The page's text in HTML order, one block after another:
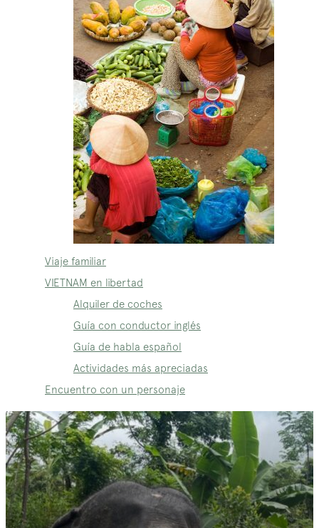
Viaje familiar
VIETNAM en libertad
Alquiler de coches
Guía con conductor inglés
Guía de habla español
Actividades más apreciadas
Encuentro con un personaje